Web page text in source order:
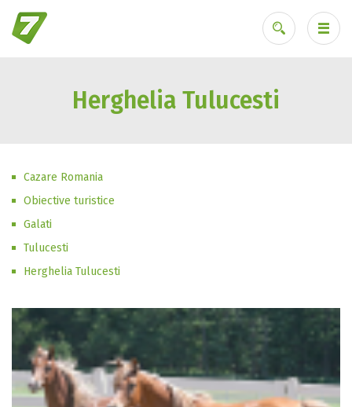
Ai uitat parola?
Herghelia Tulucesti
Cazare Romania
Obiective turistice
Galati
Tulucesti
Herghelia Tulucesti